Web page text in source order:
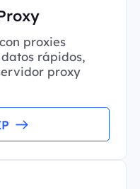
proxies
rápidos,
proxy